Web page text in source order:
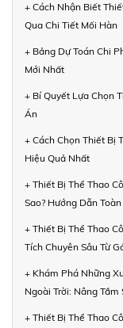
+ Cách Nhận Biết
Qua Chi Tiết Mối Hàn
+ Bảng Dự Toán Chi
Mới Nhất
+ Bí Quyết Lựa Chọn
Án
+ Cách Chọn Thiết Bị
Hiệu Quả Nhất
+ Thiết Bị Thể Thao
Sao? Hướng Dẫn
+ Thiết Bị Thể Thao
Tích Chuyên Sâu Từ
+ Khám Phá Những
Ngoài Trời: Nâng
+ Thiết Bị Thể Thao